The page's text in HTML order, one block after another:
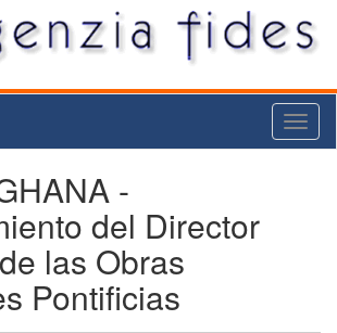
-
del Director
las Obras
Pontificias